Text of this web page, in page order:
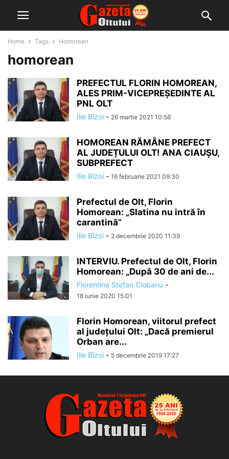
Home Tags Homorean
homorean
PREFECTUL FLORIN HOMOREAN,
ALES PRIM-VICEPREȘEDINTE AL
PNL OLT
Ilie Bîzoi - 26 martie 2021 10:56
HOMOREAN RĂMÂNE PREFECT
AL JUDEȚULUI OLT! ANA CIAUȘU,
SUBPREFECT
Ilie Bîzoi - 16 februarie 2021 09:30
Prefectul de Olt, Florin
Homorean: „Slatina nu intră în
carantină”
Ilie Bîzoi - 2 decembrie 2020 11:39
INTERVIU. Prefectul de Olt, Florin
Homorean: „După 30 de ani de...
Florentina Stefan Ciobanu -
18 iunie 2020 15:01
Florin Homorean, viitorul prefect
al județului Olt: „Dacă premierul
Orban are...
Ilie Bîzoi - 5 decembrie 2019 17:27